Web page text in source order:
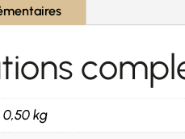
0,50 kg